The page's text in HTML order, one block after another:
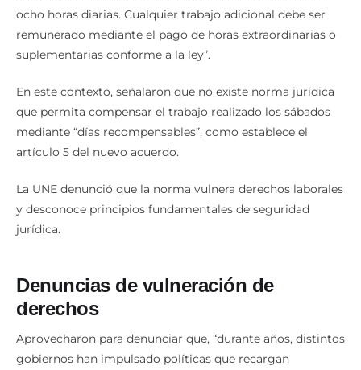
ocho horas diarias. Cualquier trabajo adicional debe ser
remunerado mediante el pago de horas extraordinarias o
suplementarias conforme a la ley”.
En este contexto, señalaron que no existe norma jurídica
que permita compensar el trabajo realizado los sábados
mediante “días recompensables”, como establece el
artículo 5 del nuevo acuerdo.
La UNE denunció que la norma vulnera derechos laborales
y desconoce principios fundamentales de seguridad
jurídica.
Denuncias de vulneración de
derechos
Aprovecharon para denunciar que, “durante años, distintos
gobiernos han impulsado políticas que recargan